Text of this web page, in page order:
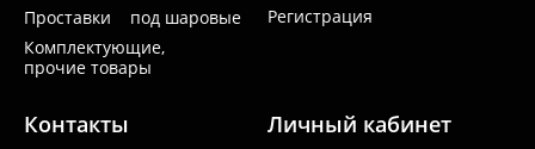
Проставки под шаровые
Комплектующие,
прочие товары
Регистрация
Контакты Личный кабинет